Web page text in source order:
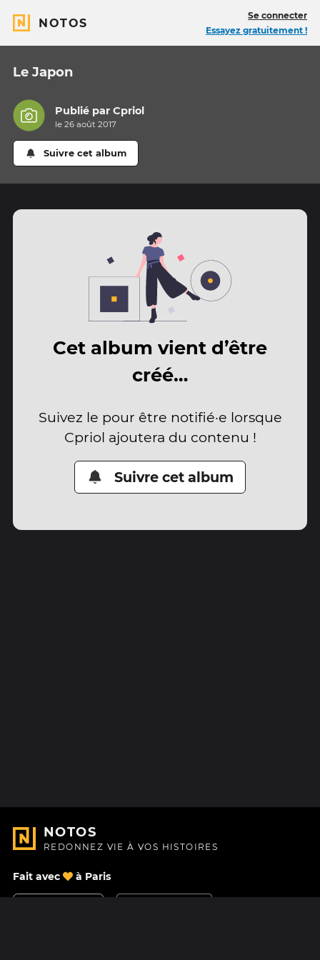
NOTOS
Se connecter
Essayez gratuitement !
Le Japon
Publié parCpriol
le 26 août 2017
Suivre cet album
Cet album vient d’être
créé…
Suivez le pour être notifié·e lorsque
Cpriol ajoutera du contenu !
Suivre cet album
NOTOS
REDONNEZ VIE À VOS HISTOIRES
Fait avec à Paris